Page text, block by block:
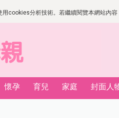
用cookies分析技術。若繼續閱覽本網站內
懷孕 育兒 家庭 封面人